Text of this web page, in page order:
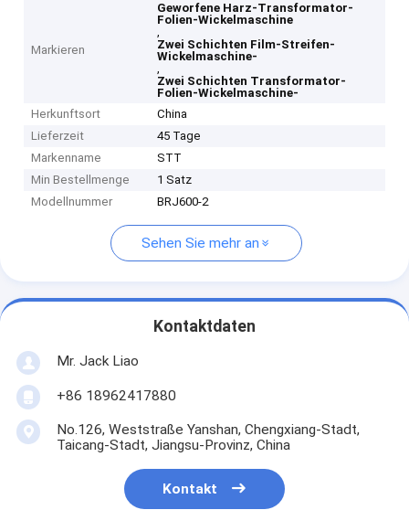
Markieren
Geworfene Harz-Transformator-
Folien-Wickelmaschine
,
Zwei Schichten Film-Streifen-
Wickelmaschine-
,
Zwei Schichten Transformator-
Folien-Wickelmaschine-
Herkunftsort
China
Lieferzeit
45 Tage
Markenname
STT
Min Bestellmenge
1 Satz
Modellnummer
BRJ600-2
Sehen Sie mehr an
Kontaktdaten
Mr. Jack Liao
+86 18962417880
No.126, Weststraße Yanshan, Chengxiang-Stadt,
Taicang-Stadt, Jiangsu-Provinz, China
Kontakt